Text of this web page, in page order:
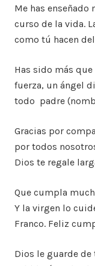
Me has enseñado
curso de la vida.
como tú hacen
Has sido más
fuerza, un ángel
todo padre
Gracias por
por todos
Dios te regale
Que cumpla
Y la virgen lo
Franco. Feliz
Dios le guarde